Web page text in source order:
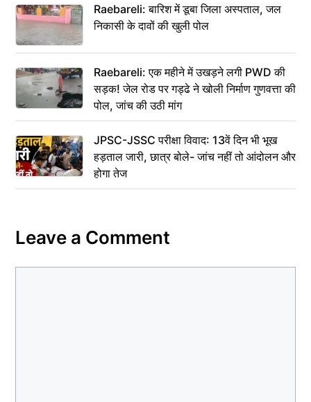
Raebareli: बारिश में डूबा जिला अस्पताल, जल
निकासी के दावों की खुली पोल
Raebareli: एक महीने में उखड़ने लगी PWD की
सड़क! जेल रोड पर गड्ढे ने खोली निर्माण गुणवत्ता की
पोल, जांच की उठी मांग
JPSC-JSSC परीक्षा विवाद: 13वें दिन भी भूख
हड़ताल जारी, छात्र बोले- जांच नहीं तो आंदोलन और
होगा तेज
Leave a Comment